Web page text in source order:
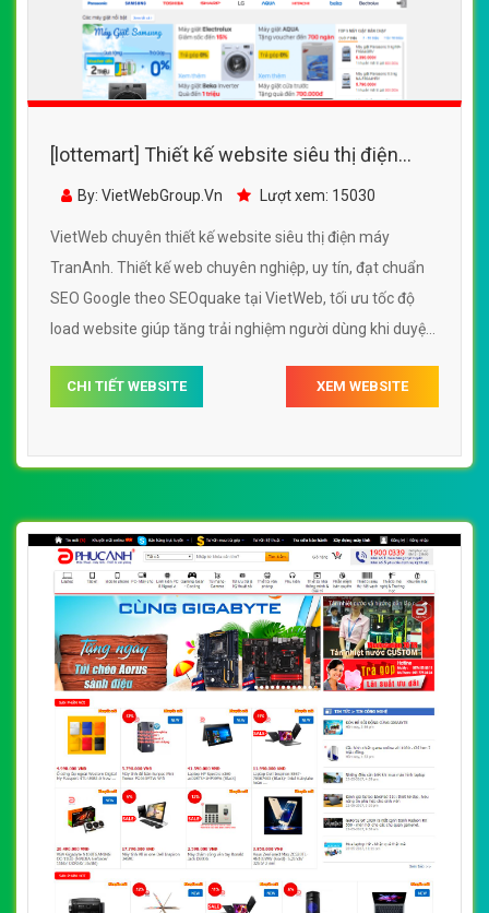
[lottemart] Thiết kế website siêu thị điện
máy TranAnh đẹp SEO nhanh hiệu quả
By: VietWebGroup.Vn Lượt xem: 15030
VietWeb chuyên thiết kế website siêu thị điện máy
TranAnh. Thiết kế web chuyên nghiệp, uy tín, đạt chuẩn
SEO Google theo SEOquake tại VietWeb, tối ưu tốc độ
load website giúp tăng trải nghiệm người dùng khi duyệt
CHI TIẾT WEBSITE XEM WEBSITE